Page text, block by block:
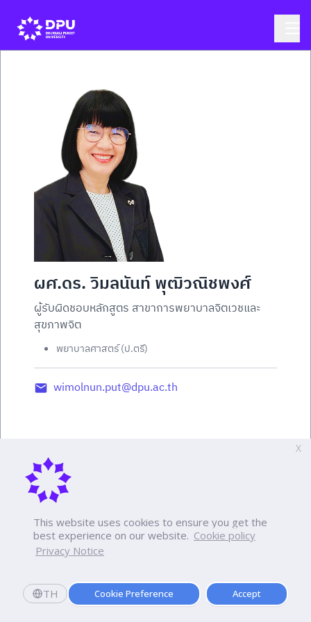
This website uses cookies to ensure you get the
best experience on our website. Cookie policy
Privacy Notice
TH Cookie Preference Accept
X
ผศ.ดร. วิมลนันท์ พุฒิวณิชพงศ์
ผู้รับผิดชอบหลักสูตร สาขาการพยาบาลจิตเวชและ
สุขภาพจิต
พยาบาลศาสตร์ (ป.ตรี)
wimolnun.put@dpu.ac.th